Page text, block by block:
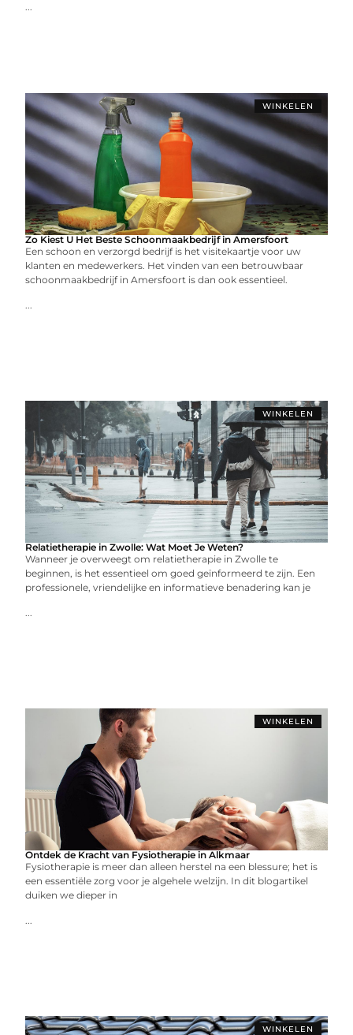
...
WINKELEN
Zo Kiest U Het Beste Schoonmaakbedrijf in Amersfoort
Een schoon en verzorgd bedrijf is het visitekaartje voor uw
klanten en medewerkers. Het vinden van een betrouwbaar
schoonmaakbedrijf in Amersfoort is dan ook essentieel.
...
WINKELEN
Relatietherapie in Zwolle: Wat Moet Je Weten?
Wanneer je overweegt om relatietherapie in Zwolle te
beginnen, is het essentieel om goed geïnformeerd te zijn. Een
professionele, vriendelijke en informatieve benadering kan je
...
WINKELEN
Ontdek de Kracht van Fysiotherapie in Alkmaar
Fysiotherapie is meer dan alleen herstel na een blessure; het is
een essentiële zorg voor je algehele welzijn. In dit blogartikel
duiken we dieper in
...
WINKELEN